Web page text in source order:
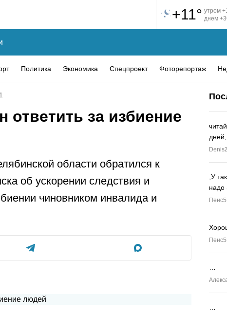
+11° утром
днем
Политика Экономика Спецпроект Фоторепортаж
ответить за избиение
области обратился к
об ускорении следствия и
чиновником инвалида и
,У
надо